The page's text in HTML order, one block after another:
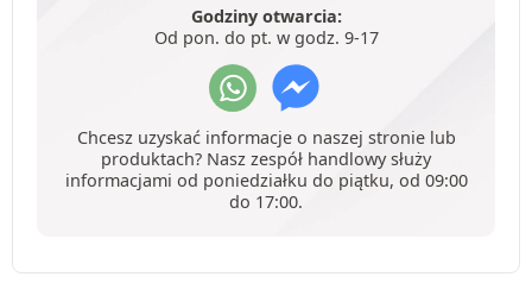
Godziny otwarcia:
Od pon. do pt. w godz. 9-17
Chcesz uzyskać informacje o naszej stronie lub
produktach? Nasz zespół handlowy służy
informacjami od poniedziałku do piątku, od 09:00
do 17:00.